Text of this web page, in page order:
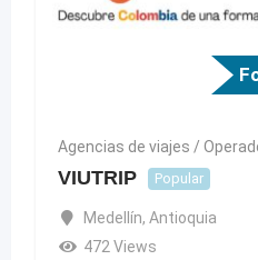
Agencias de viajes /
VIUTRIP Popular
Medellín, Antioquia
472 Views